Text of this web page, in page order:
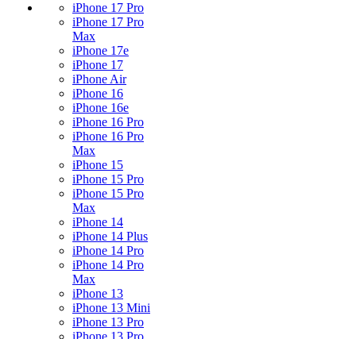
iPhone 17 Pro
iPhone 17 Pro
Max
iPhone 17e
iPhone 17
iPhone Air
iPhone 16
iPhone 16e
iPhone 16 Pro
iPhone 16 Pro
Max
iPhone 15
iPhone 15 Pro
iPhone 15 Pro
Max
iPhone 14
iPhone 14 Plus
iPhone 14 Pro
iPhone 14 Pro
Max
iPhone 13
iPhone 13 Mini
iPhone 13 Pro
iPhone 13 Pro